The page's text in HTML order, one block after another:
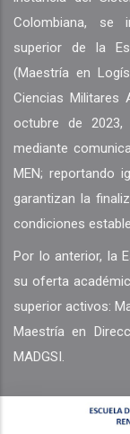
Colombiana, se
superior de la
(Maestría en
Ciencias Militares
octubre de
mediante
MEN; reportando
garantizan la
condiciones
Por lo anterior, la
su oferta
superior activos:
Maestría en
MADGSI.